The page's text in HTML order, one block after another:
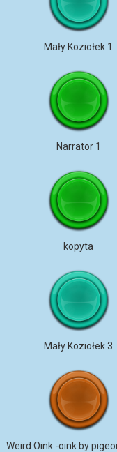
Mały Koziołek 1
Narrator 1
kopyta
Mały Koziołek 3